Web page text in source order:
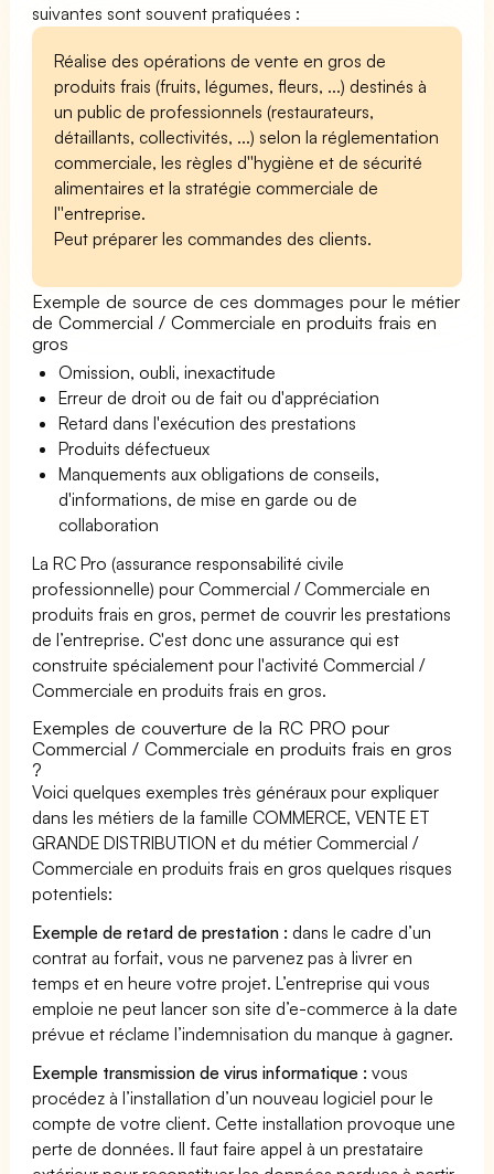
suivantes sont souvent pratiquées :
Réalise des opérations de vente en gros de
produits frais (fruits, légumes, fleurs, ...) destinés à
un public de professionnels (restaurateurs,
détaillants, collectivités, ...) selon la réglementation
commerciale, les règles d''hygiène et de sécurité
alimentaires et la stratégie commerciale de
l''entreprise.
Peut préparer les commandes des clients.
Exemple de source de ces dommages pour le métier
de Commercial / Commerciale en produits frais en
gros
Omission, oubli, inexactitude
Erreur de droit ou de fait ou d'appréciation
Retard dans l'exécution des prestations
Produits défectueux
Manquements aux obligations de conseils,
d'informations, de mise en garde ou de
collaboration
La RC Pro (assurance responsabilité civile
professionnelle) pour Commercial / Commerciale en
produits frais en gros, permet de couvrir les prestations
de l’entreprise. C'est donc une assurance qui est
construite spécialement pour l'activité Commercial /
Commerciale en produits frais en gros.
Exemples de couverture de la RC PRO pour
Commercial / Commerciale en produits frais en gros
?
Voici quelques exemples très généraux pour expliquer
dans les métiers de la famille COMMERCE, VENTE ET
GRANDE DISTRIBUTION et du métier Commercial /
Commerciale en produits frais en gros quelques risques
potentiels:
Exemple de retard de prestation : dans le cadre d’un
contrat au forfait, vous ne parvenez pas à livrer en
temps et en heure votre projet. L’entreprise qui vous
emploie ne peut lancer son site d’e-commerce à la date
prévue et réclame l’indemnisation du manque à gagner.
Exemple transmission de virus informatique : vous
procédez à l’installation d’un nouveau logiciel pour le
compte de votre client. Cette installation provoque une
perte de données. Il faut faire appel à un prestataire